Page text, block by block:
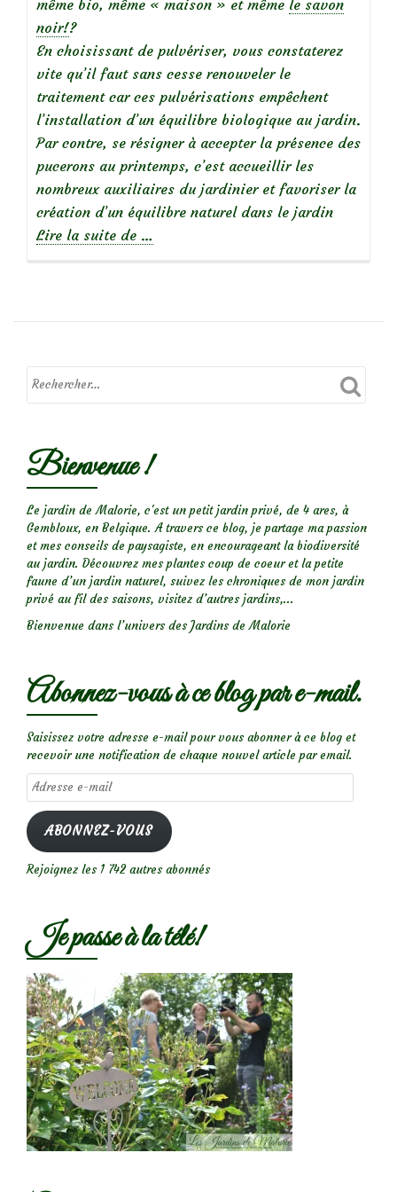
même bio, même « maison » et même le savon
noir!?
En choisissant de pulvériser, vous constaterez
vite qu’il faut sans cesse renouveler le
traitement car ces pulvérisations empêchent
l’installation d’un équilibre biologique au jardin.
Par contre, se résigner à accepter la présence des
pucerons au printemps, c’est accueillir les
nombreux auxiliaires du jardinier et favoriser la
création d’un équilibre naturel dans le jardin
Lire la suite de à
Les
du
les
…
Bienvenue !
Le jardin de Malorie, c'est un petit jardin privé, de 4 ares, à
Gembloux, en Belgique. A travers ce blog, je partage ma passion
et mes conseils de paysagiste, en encourageant la biodiversité
au jardin. Découvrez mes plantes coup de coeur et la petite
faune d’un jardin naturel, suivez les chroniques de mon jardin
privé au fil des saisons, visitez d’autres jardins,...
Bienvenue dans l’univers des Jardins de Malorie
Abonnez-vous à ce blog par e-mail.
Saisissez votre adresse e-mail pour vous abonner à ce blog et
recevoir une notification de chaque nouvel article par email.
Adresse
e-
mail
ABONNEZ-VOUS
Rejoignez les 1 742 autres abonnés
Je passe à la télé!